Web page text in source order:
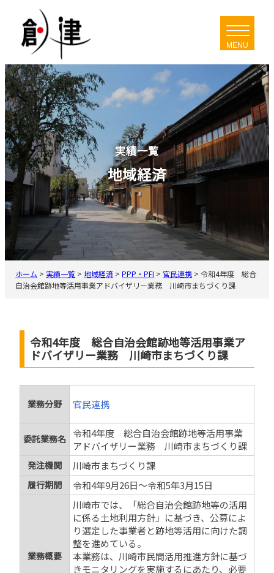
キ
ッ
プ
地域経済
実績一覧
ホーム > 実績一覧 >地域経済 >PPP・PFI > 官民連携 >令和4年度 総合
自治会館跡地等活用事業アドバイザリー業務 川崎市まちづくり課
令和4年度 総合自治会館跡地等活用事業ア
ドバイザリー業務 川崎市まちづくり課
業務分野 官民連携
委託業務名 令和4年度 総合自治会館跡地等活用事業
アドバイザリー業務 川崎市まちづくり課
発注機関 川崎市まちづくり課
履行期間 令和4年9月26日～令和5年3月15日
業務概要
川崎市では、「総合自治会館跡地等の活用
に係る土地利用方針」に基づき、公募によ
り選定した事業者と跡地等活用に向けた調
整を進めている。
本業務は、川崎市民間活用推進方針に基づ
きモニタリングを実施するにあたり、必要